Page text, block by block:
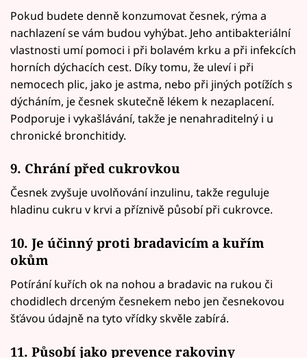
Pokud budete denně konzumovat česnek, rýma a
nachlazení se vám budou vyhýbat. Jeho antibakteriální
vlastnosti umí pomoci i při bolavém krku a při infekcích
horních dýchacích cest. Díky tomu, že uleví i při
nemocech plic, jako je astma, nebo při jiných potížích s
dýcháním, je česnek skutečně lékem k nezaplacení.
Podporuje i vykašlávání, takže je nenahraditelný i u
chronické bronchitidy.
9. Chrání před cukrovkou
Česnek zvyšuje uvolňování inzulinu, takže reguluje
hladinu cukru v krvi a příznivě působí při cukrovce.
10. Je účinný proti bradavicím a kuřím
okům
Potírání kuřích ok na nohou a bradavic na rukou či
chodidlech drceným česnekem nebo jen česnekovou
šťávou údajně na tyto vřídky skvěle zabírá.
11. Působí jako prevence rakoviny